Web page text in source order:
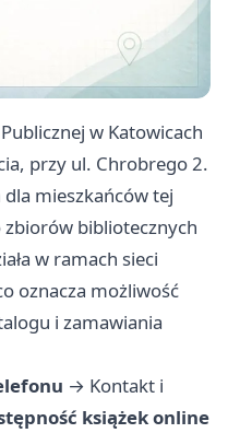
w Katowicach
przy ul. Chrobrego 2.
mieszkańców tej
zbiorów bibliotecznych
w ramach sieci
oznacza możliwość
i zamawiania
→ Kontakt i
książek online